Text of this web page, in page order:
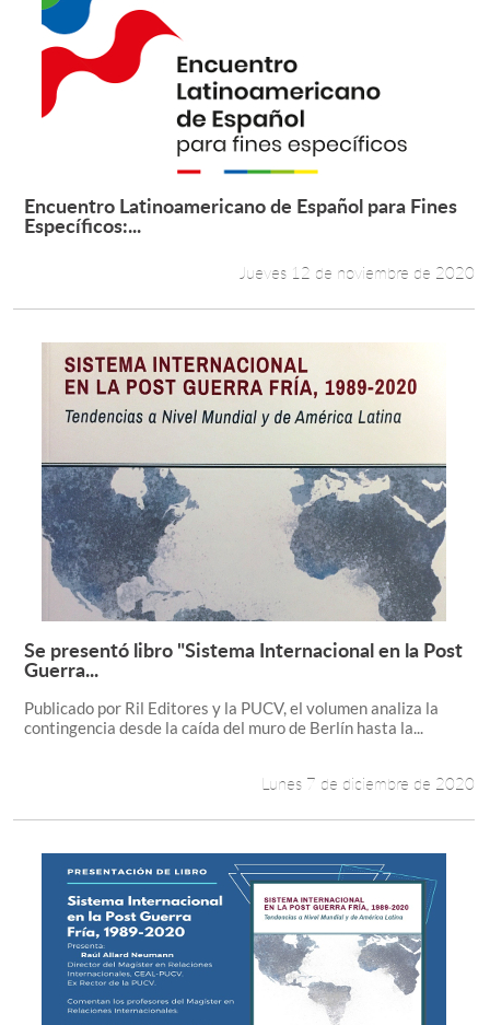
Leer más +
Encuentro Latinoamericano de Español para Fines
Específicos:...
Jueves 12 de noviembre de 2020
Leer más +
Se presentó libro "Sistema Internacional en la Post
Guerra...
Publicado por Ril Editores y la PUCV, el volumen analiza la
contingencia desde la caída del muro de Berlín hasta la...
Lunes 7 de diciembre de 2020